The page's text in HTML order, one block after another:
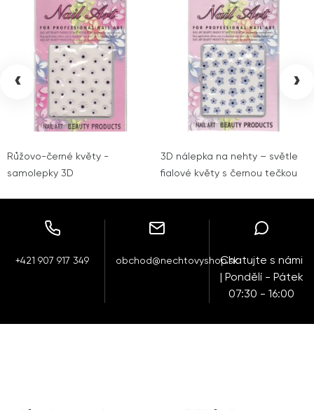
Růžovo-černé květy -
samolepky 3D
3D nálepka na nehty – světle
fialové květy s černou tečkou
‹ ›
+421 907 917 349 obchod@nechtovyshop.skChatujte s námi
| Pondělí - Pátek
07:30 - 16:00